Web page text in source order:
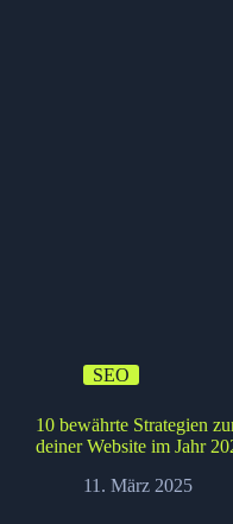
SEO
10 bewährte Strategien
deiner Website im Jahr
11. März 2025